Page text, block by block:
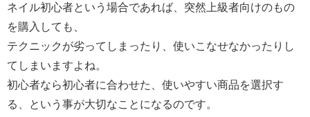
ネイル初心者という場合であれば、突然上級者向けのもの
を購入しても、
テクニックが劣ってしまったり、使いこなせなかったりし
てしまいますよね。
初心者なら初心者に合わせた、使いやすい商品を選択す
る、という事が大切なことになるのです。